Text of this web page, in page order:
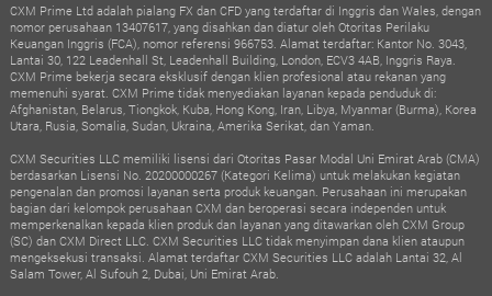
CXM Prime Ltd adalah pialang FX dan CFD yang terdaftar di Inggris dan Wales, dengan
nomor perusahaan 13407617, yang disahkan dan diatur oleh Otoritas Perilaku
Keuangan Inggris (FCA), nomor referensi 966753. Alamat terdaftar: Kantor No. 3043,
Lantai 30, 122 Leadenhall St, Leadenhall Building, London, ECV3 4AB, Inggris Raya.
CXM Prime bekerja secara eksklusif dengan klien profesional atau rekanan yang
memenuhi syarat. CXM Prime tidak menyediakan layanan kepada penduduk di:
Afghanistan, Belarus, Tiongkok, Kuba, Hong Kong, Iran, Libya, Myanmar (Burma), Korea
Utara, Rusia, Somalia, Sudan, Ukraina, Amerika Serikat, dan Yaman.
CXM Securities LLC memiliki lisensi dari Otoritas Pasar Modal Uni Emirat Arab (CMA)
berdasarkan Lisensi No. 20200000267 (Kategori Kelima) untuk melakukan kegiatan
pengenalan dan promosi layanan serta produk keuangan. Perusahaan ini merupakan
bagian dari kelompok perusahaan CXM dan beroperasi secara independen untuk
memperkenalkan kepada klien produk dan layanan yang ditawarkan oleh CXM Group
(SC) dan CXM Direct LLC. CXM Securities LLC tidak menyimpan dana klien ataupun
mengeksekusi transaksi. Alamat terdaftar CXM Securities LLC adalah Lantai 32, Al
Salam Tower, Al Sufouh 2, Dubai, Uni Emirat Arab.